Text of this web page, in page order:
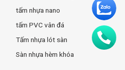
tấm nhựa nano
tấm PVC vân đá
Tấm nhựa lót sàn
Sàn nhựa hèm khóa